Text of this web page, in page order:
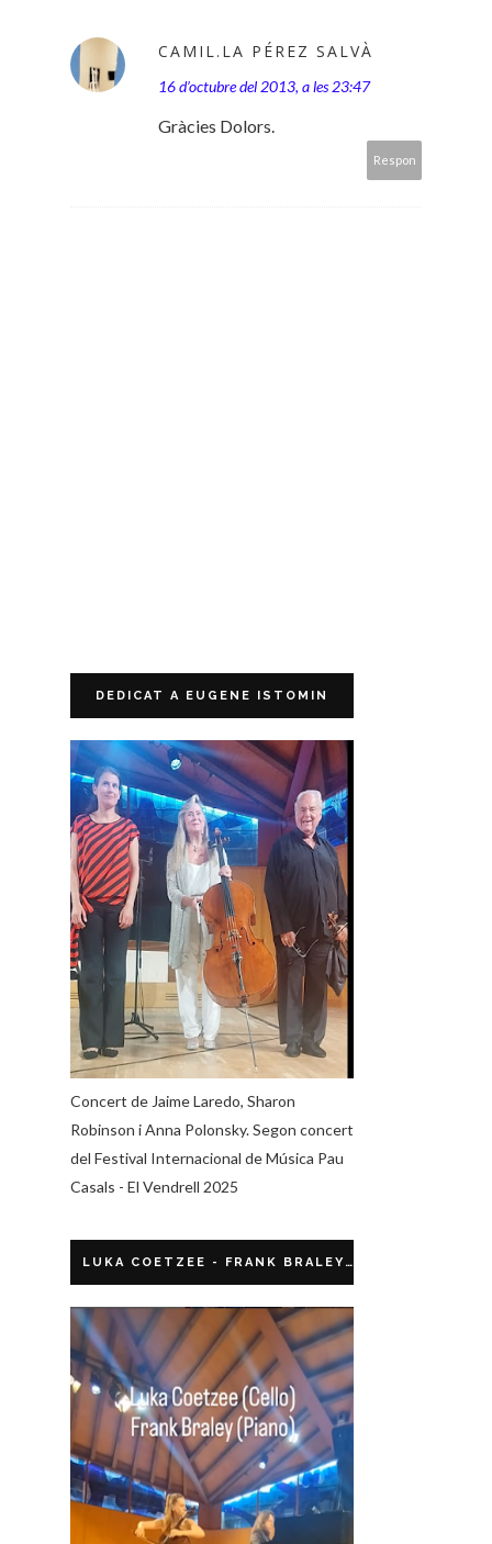
CAMIL.LA PÉREZ SALVÀ
16 d’octubre del 2013, a les 23:47
Gràcies Dolors.
Respon
DEDICAT A EUGENE ISTOMIN
Concert de Jaime Laredo, Sharon
Robinson i Anna Polonsky. Segon concert
del Festival Internacional de Música Pau
Casals - El Vendrell 2025
LUKA COETZEE - FRANK BRALEY